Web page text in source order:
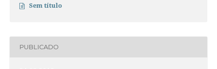
Sem título
PUBLICADO